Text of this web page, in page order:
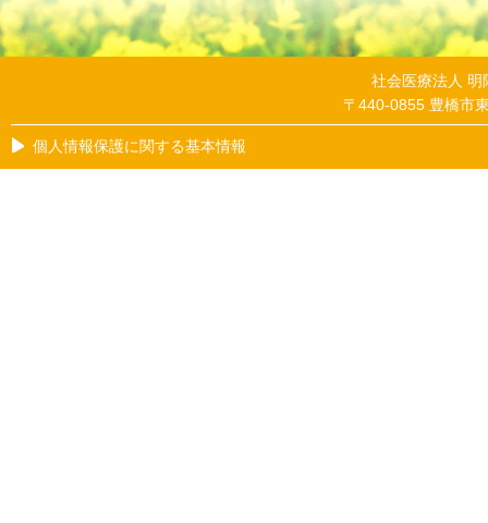
社会医療法人
〒440-0855 豊橋市
個人情報保護に関する基本情報